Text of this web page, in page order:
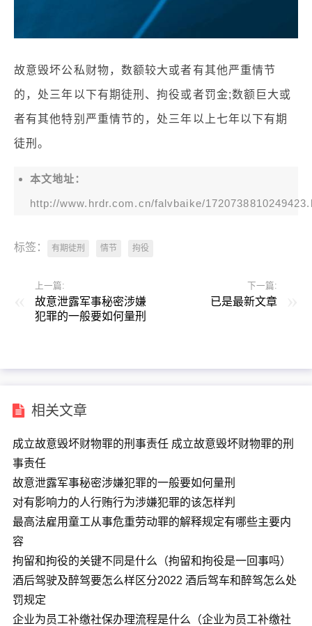
故意毁坏公私财物，数额较大或者有其他严重情节
的，处三年以下有期徒刑、拘役或者罚金;数额巨大或
者有其他特别严重情节的，处三年以上七年以下有期
徒刑。
本文地址：
http://www.hrdr.com.cn/falvbaike/
标签： 有期徒刑 情节 拘役
上一篇:
故意泄露军事秘密涉嫌
犯罪的一般要如何量刑
下一篇:
已是最新文章
相关文章
成立故意毁坏财物罪的刑事责任 成立故意毁坏财物罪的刑
事责任
故意泄露军事秘密涉嫌犯罪的一般要如何量刑
对有影响力的人行贿行为涉嫌犯罪的该怎样判
最高法雇用童工从事危重劳动罪的解释规定有哪些主要内
容
拘留和拘役的关键不同是什么（拘留和拘役是一回事吗）
酒后驾驶及醉驾要怎么样区分2022 酒后驾车和醉驾怎么处
罚规定
企业为员工补缴社保办理流程是什么（企业为员工补缴社